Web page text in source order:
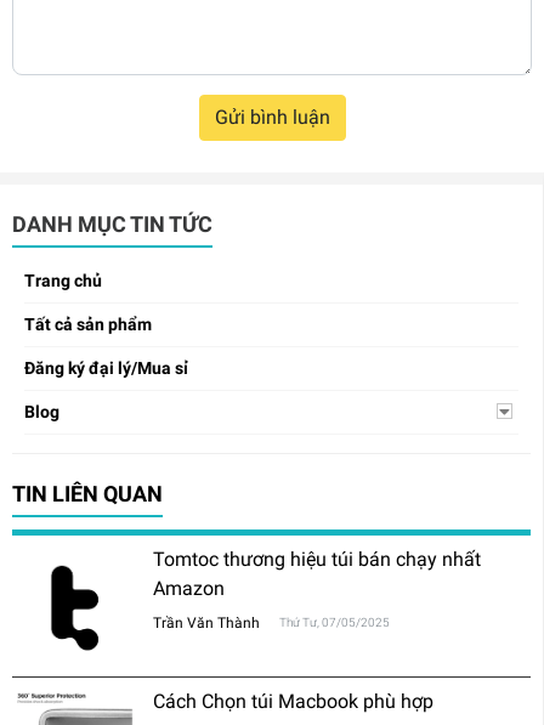
DANH MỤC TIN TỨC
Trang chủ
Tất cả sản phẩm
Đăng ký đại lý/Mua sỉ
Blog
TIN LIÊN QUAN
Tomtoc thương hiệu túi bán chạy nhất
Amazon
Trần Văn Thành Thứ Tư, 07/05/2025
Cách Chọn túi Macbook phù hợp
Gửi bình luận